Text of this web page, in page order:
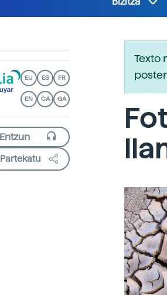
EU ES FR
EN CA GA
Partekatu
Texto